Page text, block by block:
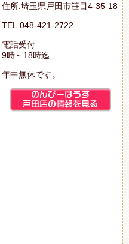
住所.埼玉県戸田市笹目4-35-18
TEL.048-421-2722
電話受付
9時～18時迄
年中無休です。